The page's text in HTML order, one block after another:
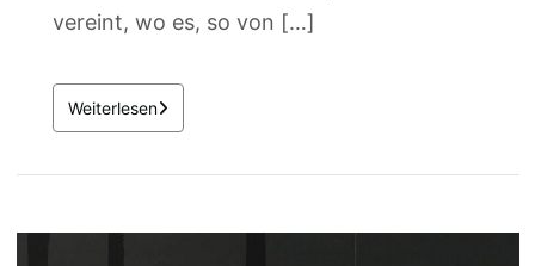
vereint, wo es, so von […]
Weiterlesen